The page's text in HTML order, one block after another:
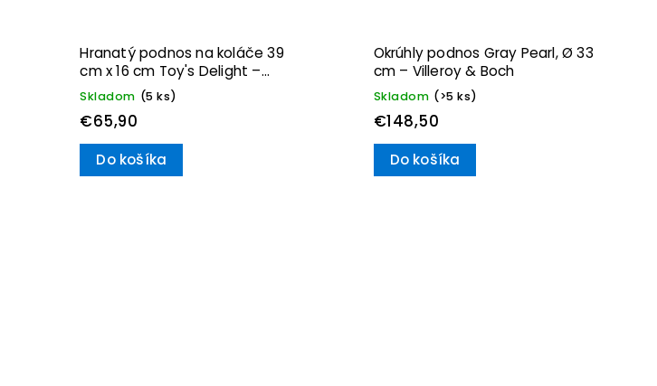
Hranatý podnos na koláče 39
cm x 16 cm Toy's Delight –
Villeroy & Boch
Skladom (5 ks)
€65,90
Do košíka
Okrúhly podnos Gray Pearl, Ø 33
cm – Villeroy & Boch
Skladom (>5 ks)
€148,50
Do košíka